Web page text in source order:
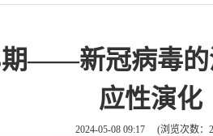
——新冠病毒的
应性演化
2024-05-08 09:17 (浏览次数：